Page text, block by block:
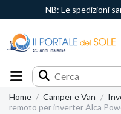
NB: Le spedizioni
Home Camper e Van
remoto per inverter Alca